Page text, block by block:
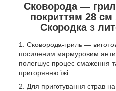
Сковорода —
покриттям 28 см
Скородка з
Сковорода-гриль —
посиленим мармуровим
полегшує процес смаження
пригорянню їжі.
Для приготування страв